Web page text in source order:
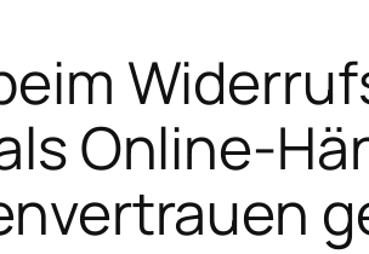
Online-